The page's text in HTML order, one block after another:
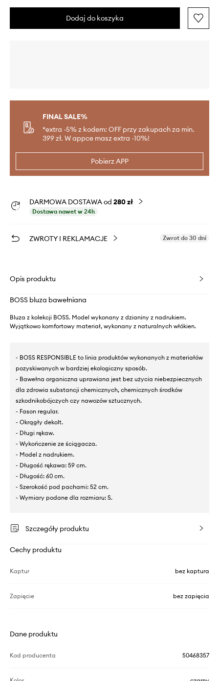
Dodaj do koszyka
FINAL SALE%
*extra -5% z kodem: OFF przy zakupach za min.
399 zł. W appce masz extra -10%!
Pobierz APP
DARMOWA DOSTAWA od 280 zł
Dostawa nawet w 24h
ZWROTY I REKLAMACJE Zwrot do 30 dni
Opis produktu
BOSS bluza bawełniana
Bluza z kolekcji BOSS. Model wykonany z dzianiny z nadrukiem.
Wyjątkowo komfortowy materiał, wykonany z naturalnych włókien.
- BOSS RESPONSIBLE to linia produktów wykonanych z materiałów
pozyskiwanych w bardziej ekologiczny sposób.
- Bawełna organiczna uprawiana jest bez użycia niebezpiecznych
dla zdrowia substancji chemicznych, chemicznych środków
szkodnikobójczych czy nawozów sztucznych.
- Fason regular.
- Okrągły dekolt.
- Długi rękaw.
- Wykończenie ze ściągacza.
- Model z nadrukiem.
- Długość rękawa: 59 cm.
- Długość: 60 cm.
- Szerokość pod pachami: 52 cm.
- Wymiary podane dla rozmiaru: S.
Szczegóły produktu
Cechy produktu
Kaptur bez kaptura
Zapięcie bez zapięcia
Dane produktu
Kod producenta 50468357